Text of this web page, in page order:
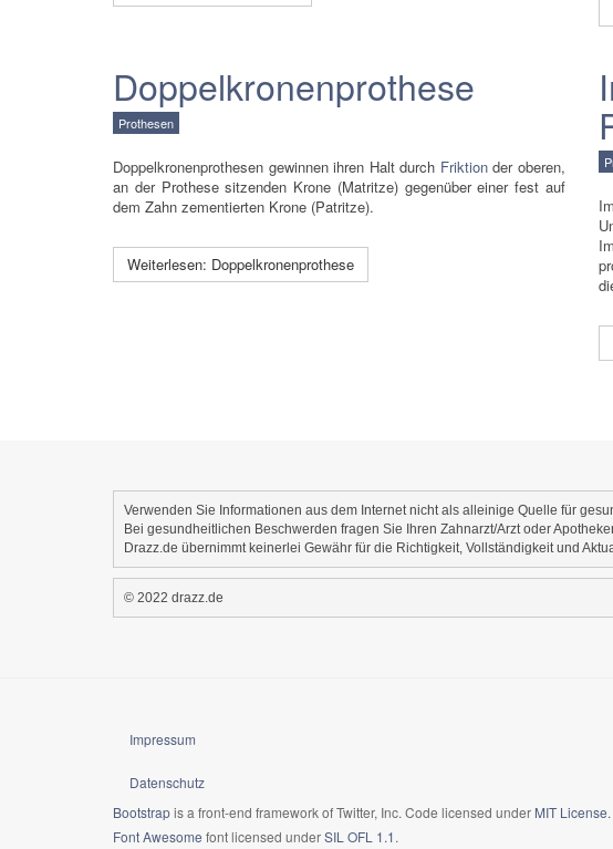
Doppelkronenprothese
Prothesen
Doppelkronenprothesen gewinnen ihren Halt durch Friktionder oberen,
an der Prothese sitzenden Krone (Matritze) gegenüber einer fest auf
dem Zahn zementierten Krone (Patritze).
Weiterlesen: Doppelkronenprothese
Verwenden Sie Informationen aus dem Internet nicht als alleinige Quelle für
Bei gesundheitlichen Beschwerden fragen Sie Ihren Zahnarzt/Arzt oder
Drazz.de übernimmt keinerlei Gewähr für die Richtigkeit, Vollständigkeit und
© 2022 drazz.de
Impressum
Datenschutz
Bootstrapis a front-end framework of Twitter, Inc. Code licensed under MIT License.
Font Awesome font licensed underSIL OFL 1.1.